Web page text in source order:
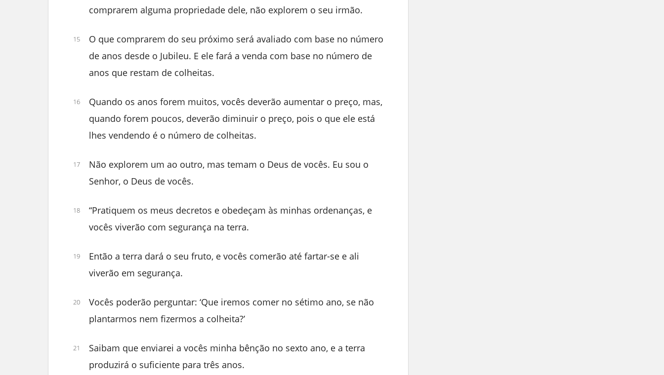
comprarem alguma propriedade dele, não explorem o seu irmão.
15
O que comprarem do seu próximo será avaliado com base no número
de anos desde o Jubileu. E ele fará a venda com base no número de
anos que restam de colheitas.
16
Quando os anos forem muitos, vocês deverão aumentar o preço, mas,
quando forem poucos, deverão diminuir o preço, pois o que ele está
lhes vendendo é o número de colheitas.
17
Não explorem um ao outro, mas temam o Deus de vocês. Eu sou o
Senhor, o Deus de vocês.
18
“Pratiquem os meus decretos e obedeçam às minhas ordenanças, e
vocês viverão com segurança na terra.
19
Então a terra dará o seu fruto, e vocês comerão até fartar-se e ali
viverão em segurança.
20
Vocês poderão perguntar: ‘Que iremos comer no sétimo ano, se não
plantarmos nem fizermos a colheita?’
21
Saibam que enviarei a vocês minha bênção no sexto ano, e a terra
produzirá o suficiente para três anos.